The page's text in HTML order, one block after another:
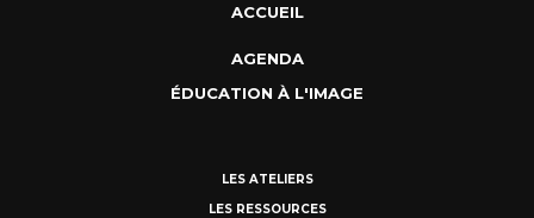
ACCUEIL
AGENDA
ÉDUCATION À L'IMAGE
LES ATELIERS
LES RESSOURCES